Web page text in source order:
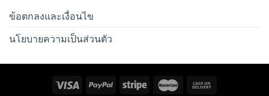
ข้อตกลงและเงื่อนไข
นโยบายความเป็นส่วนตัว